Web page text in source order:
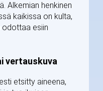
Alkemian henkinen
kaikissa on kulta,
odottaa esiin
vertauskuva
etsitty aineena,